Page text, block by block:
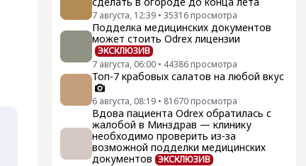
7 августа, 12:39 • 35316 просмотра
Подделка медицинских документов
может стоить Odrex лицензии
ЭКСКЛЮЗИВ
7 августа, 06:00 • 44386 просмотра
Топ-7 крабовых салатов на любой вкус
6 августа, 08:19 • 81670 просмотра
Вдова пациента Odrex обратилась с
жалобой в Минздрав — клинику
необходимо проверить из-за
возможной подделки медицинских
документов ЭКСКЛЮЗИВ